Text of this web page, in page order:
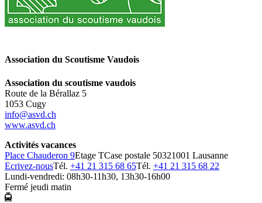
Association du Scoutisme Vaudois
Association du scoutisme vaudois
Route de la Bérallaz 5
1053 Cugy
info@asvd.ch
www.asvd.ch
Activités vacances
Place Chauderon 9Etage TCase postale 50321001 Lausanne
Ecrivez-nousTél. +41 21 315 68 65Tél. +41 21 315 68 22
Lundi-vendredi: 08h30-11h30, 13h30-16h00
Fermé jeudi matin